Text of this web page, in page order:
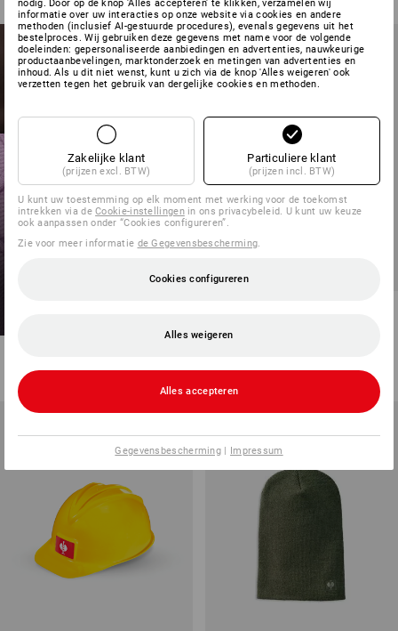
Bedrukken & borduren –
vanaf 1 stuk
ONTWERP HET ZELF!
nu zelf vormgeven
nodig. Door op de knop 'Alles accepteren' te klikken, verzamelen wij
informatie over uw interacties op onze website via cookies en andere
methoden (inclusief AI-gestuurde procedures), evenals gegevens uit het
bestelproces. Wij gebruiken deze gegevens met name voor de volgende
doeleinden: gepersonaliseerde aanbiedingen en advertenties, nauwkeurige
productaanbevelingen, marktonderzoek en metingen van advertenties en
inhoud. Als u dit niet wenst, kunt u zich via de knop 'Alles weigeren' ook
verzetten tegen het gebruik van dergelijke cookies en methoden.
Zakelijke klant
(prijzen excl. BTW)
Particuliere klant
(prijzen incl. BTW)
U kunt uw toestemming op elk moment met werking voor de toekomst
intrekken via deCookie-instellingenin ons privacybeleid. U kunt uw keuze
ook aanpassen onder “Cookies configureren”.
Zie voor meer informatie de Gegevensbescherming.
Cookies configureren
Alles weigeren
Alles accepteren
Gegevensbescherming | Impressum